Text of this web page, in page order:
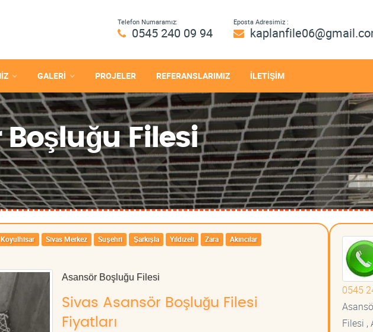
Telefon Numaramız:
0545 240 09 94
Eposta Adresimiz :
GALERİ PROJELER REFERANSLARIMIZ İLETİŞİM
Filesi
Koyulhisar Sivas Merkez Suşehri Şarkışla Yıldızeli Zara
Akıncılar
Asansör Boşluğu Filesi
Sivas Asansör Boşluğu Filesi
Fiyatları
0545
Filesi ,